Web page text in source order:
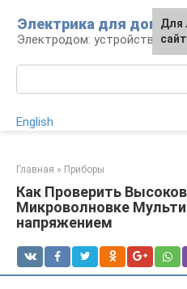
контенту
Электрика для дома
Электродом: устройства,
English
Главная » Приборы
Как Проверить
Микроволновке
напряжением
Для